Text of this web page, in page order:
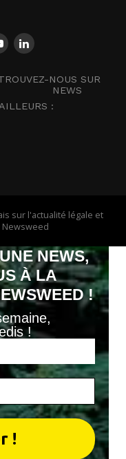
NOUS SUR
NEWS
:
sur l'actualité légale et
NEWS,
À LA
!
!